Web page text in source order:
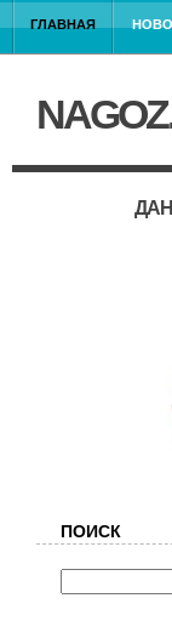
ГЛАВНАЯ
ПОИСК